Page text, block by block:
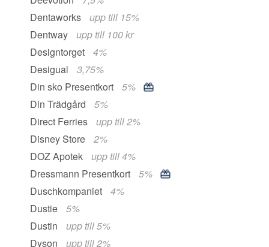
Dentaworks
upp till 15%
Dentway
upp till 100 kr
Designtorget
4%
Desigual
3,75%
Din sko Presentkort
5%
Din Trädgård
5%
Direct Ferries
upp till 2%
Disney Store
2%
DOZ Apotek
upp till 4%
Dressmann Presentkort
5%
Duschkompaniet
4%
Dustie
5%
Dustin
upp till 5%
Dyson
upp till 2%